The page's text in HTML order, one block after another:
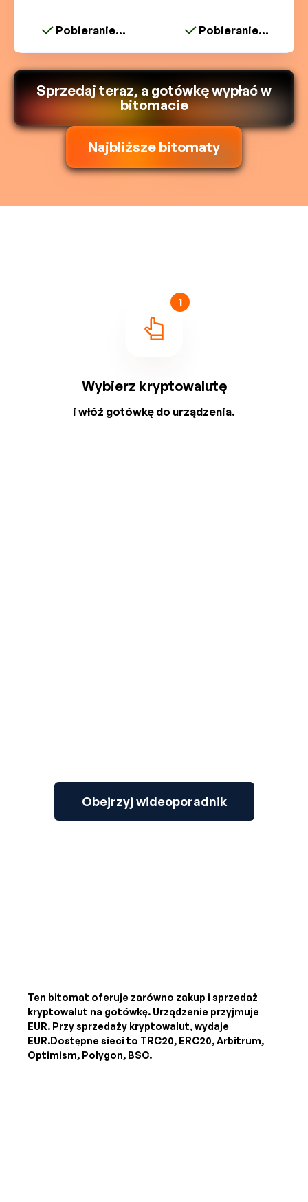
Pobieranie... Pobieranie...
Sprzedaj teraz, a gotówkę wypłać w
bitomacie
Najbliższe bitomaty
1
Wybierz kryptowalutę
i włóż gotówkę do urządzenia.
Obejrzyj wideoporadnik
Ten bitomat oferuje zarówno zakup i sprzedaż
kryptowalut na gotówkę. Urządzenie przyjmuje
EUR. Przy sprzedaży kryptowalut, wydaje
EUR.Dostępne sieci to TRC20, ERC20, Arbitrum,
Optimism, Polygon, BSC.